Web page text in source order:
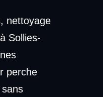
nettoyage
Sollies-
perche